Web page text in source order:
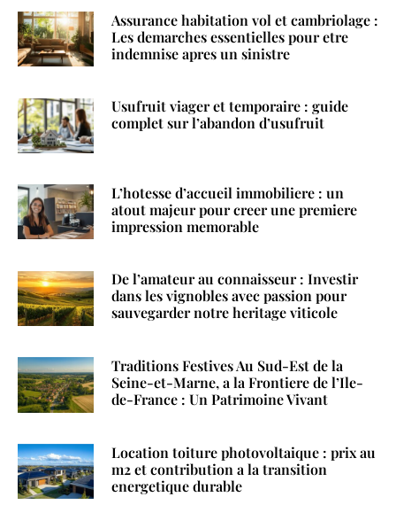
Assurance habitation vol et cambriolage :
Les demarches essentielles pour etre
indemnise apres un sinistre
Usufruit viager et temporaire : guide
complet sur l’abandon d’usufruit
L’hotesse d’accueil immobiliere : un
atout majeur pour creer une premiere
impression memorable
De l’amateur au connaisseur : Investir
dans les vignobles avec passion pour
sauvegarder notre heritage viticole
Traditions Festives Au Sud-Est de la
Seine-et-Marne, a la Frontiere de l’Ile-
de-France : Un Patrimoine Vivant
Location toiture photovoltaique : prix au
m2 et contribution a la transition
energetique durable